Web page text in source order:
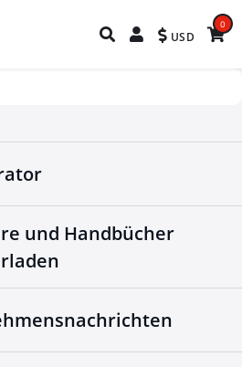
USD
0
und Handbücher